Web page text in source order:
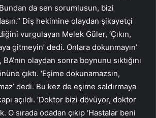
da sen sorumlusun, bizi
Diş hekimine olaydan şikayetçi
vurgulayan Melek Güler, ‘Çıkın,
gitmeyin’ dedi. Onlara dokunmayın’
olaydan sonra boynunu sıktığını
çıktı. ‘Eşime dokunamazsın,
dedi. Bu kez de eşime saldırmaya
açıldı. ‘Doktor bizi dövüyor, doktor
O sırada odadan çıkıp ‘Hastalar beni